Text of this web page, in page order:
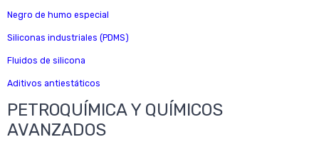
Negro de humo especial
Siliconas industriales (PDMS)
Fluidos de silicona
Aditivos antiestáticos
PETROQUÍMICA Y QUÍMICOS
AVANZADOS